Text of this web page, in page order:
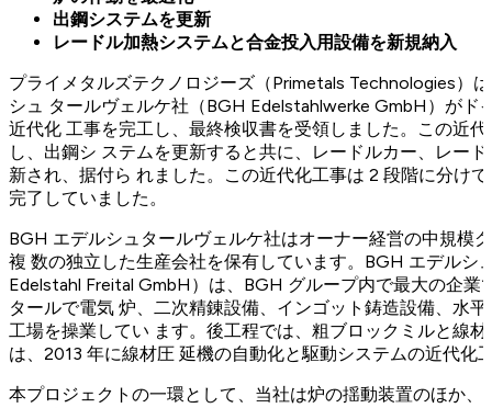
出鋼システムを更新
レードル加熱システムと合金投入用設備を新規納入
プライメタルズテクノロジーズ（Primetals Technologies）
シュ タールヴェルケ社（BGH Edelstahlwerke GmbH）がド
近代化 工事を完工し、最終検収書を受領しました。この近
し、出鋼シ ステムを更新すると共に、レードルカー、レー
新され、据付ら れました。この近代化工事は 2 段階に分け
完了していました。
BGH エデルシュタールヴェルケ社はオーナー経営の中規模
複 数の独立した生産会社を保有しています。BGH エデルシ
Edelstahl Freital GmbH）は、BGH グループ内で最大の企業
タールで電気 炉、二次精錬設備、インゴット鋳造設備、水
工場を操業してい ます。後工程では、粗ブロックミルと線
は、2013 年に線材圧 延機の自動化と駆動システムの近代化
本プロジェクトの一環として、当社は炉の揺動装置のほか